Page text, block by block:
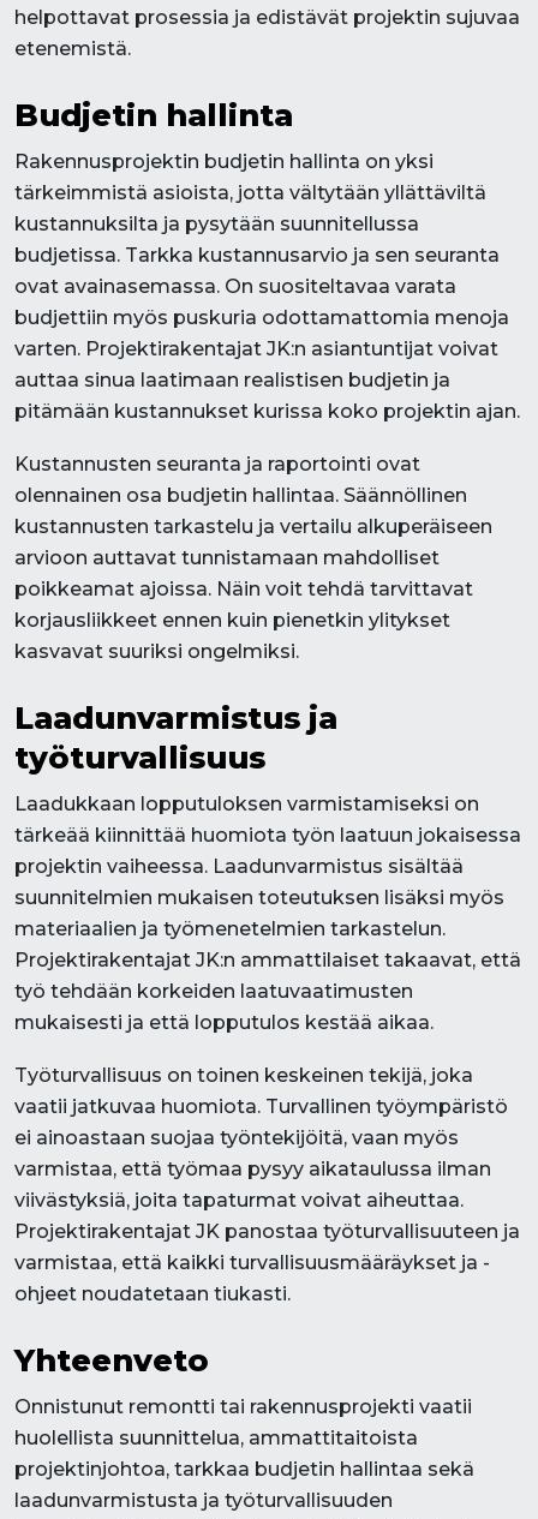
helpottavat prosessia ja edistävät projektin sujuvaa
etenemistä.
Budjetin hallinta
Rakennusprojektin budjetin hallinta on yksi
tärkeimmistä asioista, jotta vältytään yllättäviltä
kustannuksilta ja pysytään suunnitellussa
budjetissa. Tarkka kustannusarvio ja sen seuranta
ovat avainasemassa. On suositeltavaa varata
budjettiin myös puskuria odottamattomia menoja
varten. Projektirakentajat JK:n asiantuntijat voivat
auttaa sinua laatimaan realistisen budjetin ja
pitämään kustannukset kurissa koko projektin ajan.
Kustannusten seuranta ja raportointi ovat
olennainen osa budjetin hallintaa. Säännöllinen
kustannusten tarkastelu ja vertailu alkuperäiseen
arvioon auttavat tunnistamaan mahdolliset
poikkeamat ajoissa. Näin voit tehdä tarvittavat
korjausliikkeet ennen kuin pienetkin ylitykset
kasvavat suuriksi ongelmiksi.
Laadunvarmistus ja
työturvallisuus
Laadukkaan lopputuloksen varmistamiseksi on
tärkeää kiinnittää huomiota työn laatuun jokaisessa
projektin vaiheessa. Laadunvarmistus sisältää
suunnitelmien mukaisen toteutuksen lisäksi myös
materiaalien ja työmenetelmien tarkastelun.
Projektirakentajat JK:n ammattilaiset takaavat, että
työ tehdään korkeiden laatuvaatimusten
mukaisesti ja että lopputulos kestää aikaa.
Työturvallisuus on toinen keskeinen tekijä, joka
vaatii jatkuvaa huomiota. Turvallinen työympäristö
ei ainoastaan suojaa työntekijöitä, vaan myös
varmistaa, että työmaa pysyy aikataulussa ilman
viivästyksiä, joita tapaturmat voivat aiheuttaa.
Projektirakentajat JK panostaa työturvallisuuteen ja
varmistaa, että kaikki turvallisuusmääräykset ja -
ohjeet noudatetaan tiukasti.
Yhteenveto
Onnistunut remontti tai rakennusprojekti vaatii
huolellista suunnittelua, ammattitaitoista
projektinjohtoa, tarkkaa budjetin hallintaa sekä
laadunvarmistusta ja työturvallisuuden